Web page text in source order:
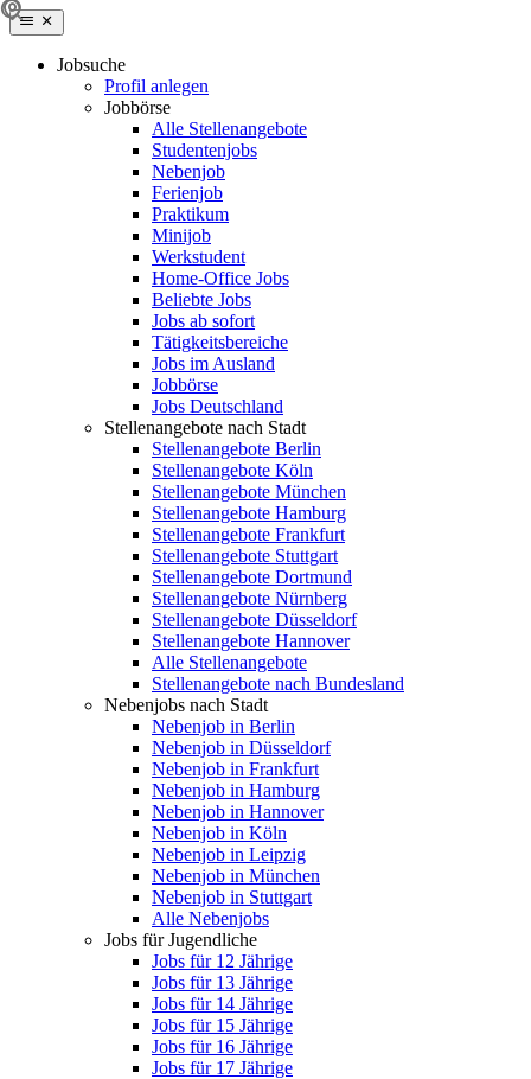
Jobsuche
Profil anlegen
Jobbörse
Alle Stellenangebote
Studentenjobs
Nebenjob
Ferienjob
Praktikum
Minijob
Werkstudent
Home-Office Jobs
Beliebte Jobs
Jobs ab sofort
Tätigkeitsbereiche
Jobs im Ausland
Jobbörse
Jobs Deutschland
Stellenangebote nach Stadt
Stellenangebote Berlin
Stellenangebote Köln
Stellenangebote München
Stellenangebote Hamburg
Stellenangebote Frankfurt
Stellenangebote Stuttgart
Stellenangebote Dortmund
Stellenangebote Nürnberg
Stellenangebote Düsseldorf
Stellenangebote Hannover
Alle Stellenangebote
Stellenangebote nach Bundesland
Nebenjobs nach Stadt
Nebenjob in Berlin
Nebenjob in Düsseldorf
Nebenjob in Frankfurt
Nebenjob in Hamburg
Nebenjob in Hannover
Nebenjob in Köln
Nebenjob in Leipzig
Nebenjob in München
Nebenjob in Stuttgart
Alle Nebenjobs
Jobs für Jugendliche
Jobs für 12 Jährige
Jobs für 13 Jährige
Jobs für 14 Jährige
Jobs für 15 Jährige
Jobs für 16 Jährige
Jobs für 17 Jährige